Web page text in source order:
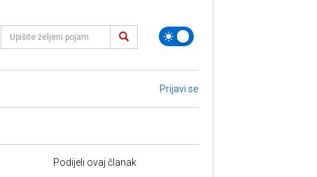
Prijavi se
Podijeli ovaj članak